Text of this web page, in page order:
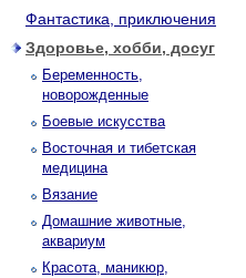
Фантастика, приключения
Здоровье, хобби, досуг
Беременность,
новорожденные
Боевые искусства
Восточная и тибетская
медицина
Вязание
Домашние животные,
аквариум
Красота, маникюр,